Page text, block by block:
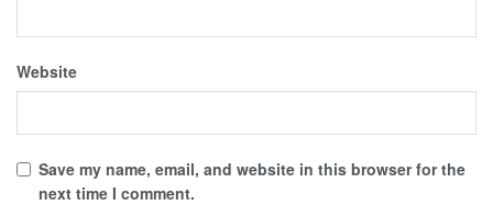
Website
Save my name, email, and website in this browser for the
next time I comment.